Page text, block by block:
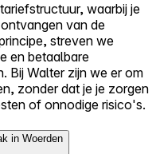
waarbij je
van de
streven we
en betaalbare
Bij Walter zijn we er om
zonder dat je je zorgen
of onnodige risico's.
in Woerden